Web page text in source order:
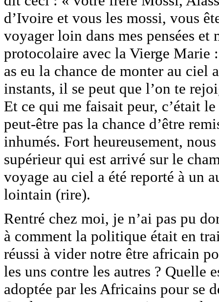
d’Ivoire et vous les mossi, vous
voyager loin dans mes pensées
protocolaire avec la Vierge Marie
as eu la chance de monter au ciel
instants, il se peut que l’on te
Et ce qui me faisait peur, c’était
peut-être pas la chance d’être
inhumés. Fort heureusement,
supérieur qui est arrivé sur le
voyage au ciel a été reporté à un
lointain (rire).
Rentré chez moi, je n’ai pas pu
à comment la politique était en
réussi à vider notre être africain
les uns contre les autres ? Quelle
adoptée par les Africains pour se